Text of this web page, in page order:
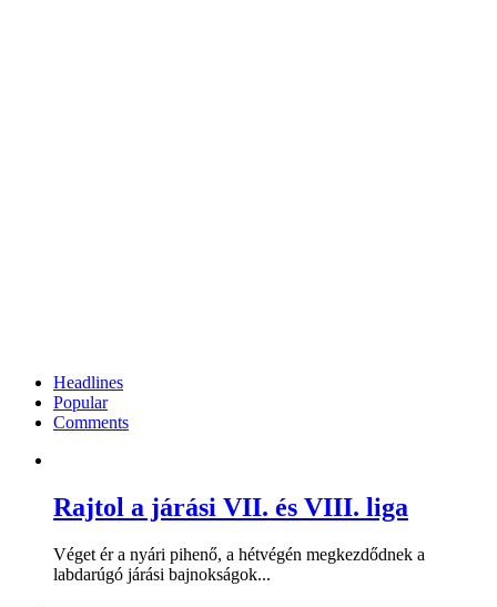
Headlines
Popular
Comments
Rajtol a járási VII. és VIII. liga
Véget ér a nyári pihenő, a hétvégén megkezdődnek a
labdarúgó járási bajnokságok...